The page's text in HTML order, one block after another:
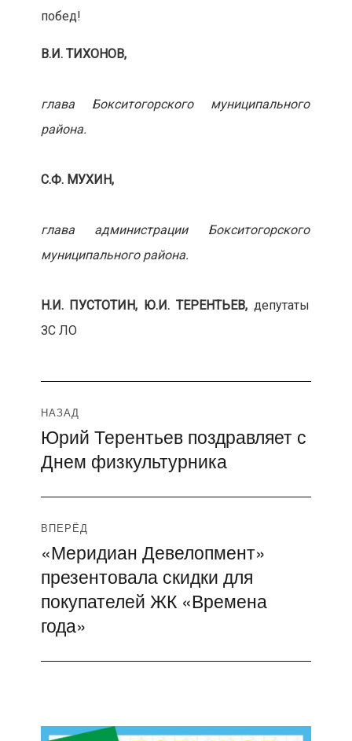
побед!
В.И. ТИХОНОВ,
глава Бокситогорского муниципального
района.
С.Ф. МУХИН,
глава администрации Бокситогорского
муниципального района.
Н.И. ПУСТОТИН, Ю.И. ТЕРЕНТЬЕВ, депутаты
ЗС ЛО
Навигация
по
записям
НАЗАД
Предыдущая
запись:
Юрий Терентьев поздравляет с
Днем физкультурника
ВПЕРЁД
Следующая
запись:
«Меридиан Девелопмент»
презентовала скидки для
покупателей ЖК «Времена
года»